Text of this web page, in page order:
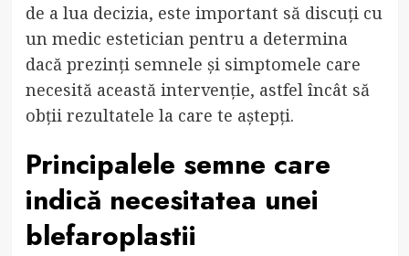
de a lua decizia, este important să discuți cu
un medic estetician pentru a determina
dacă prezinți semnele și simptomele care
necesită această intervenție, astfel încât să
obții rezultatele la care te aștepți.
Principalele semne care
indică necesitatea unei
blefaroplastii